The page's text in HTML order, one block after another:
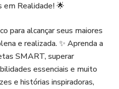
em Realidade! 🌟
para alcançar seus maiores
e realizada. ✨ Aprenda a
SMART, superar
essenciais e muito
e histórias inspiradoras,